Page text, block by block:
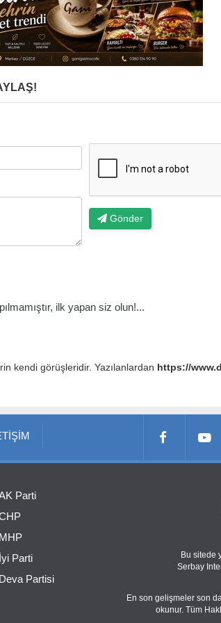
Gönder
ilk yapan siz olun!...
kendi görüşleridir. Yazılanlardan https://
Parti
MHP
İyi Parti
Deva Partisi
Bu sitede
Serbay
En son gelişmeler son
okunur. Tüm